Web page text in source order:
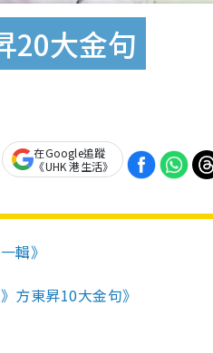
20大金句
在Google追蹤
《UHK 港生活》
輯》
方東昇10大金句》